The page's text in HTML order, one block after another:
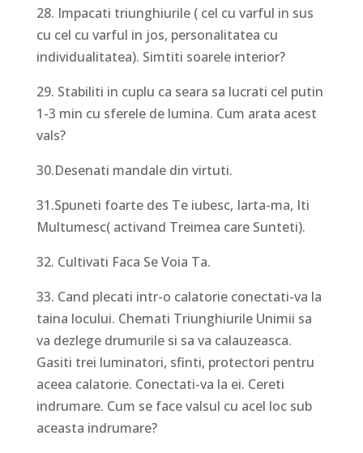
28. Impacati triunghiurile ( cel cu varful in sus
cu cel cu varful in jos, personalitatea cu
individualitatea). Simtiti soarele interior?
29. Stabiliti in cuplu ca seara sa lucrati cel putin
1-3 min cu sferele de lumina. Cum arata acest
vals?
30.Desenati mandale din virtuti.
31.Spuneti foarte des Te iubesc, Iarta-ma, Iti
Multumesc( activand Treimea care Sunteti).
32. Cultivati Faca Se Voia Ta.
33. Cand plecati intr-o calatorie conectati-va la
taina locului. Chemati Triunghiurile Unimii sa
va dezlege drumurile si sa va calauzeasca.
Gasiti trei luminatori, sfinti, protectori pentru
aceea calatorie. Conectati-va la ei. Cereti
indrumare. Cum se face valsul cu acel loc sub
aceasta indrumare?